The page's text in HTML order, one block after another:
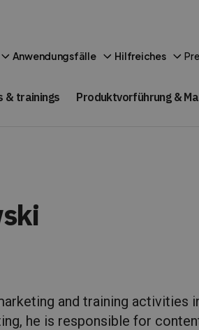
Anwendungsfälle Hilfreiches
& trainings Produktvorführung &
and training activities
he is responsible for